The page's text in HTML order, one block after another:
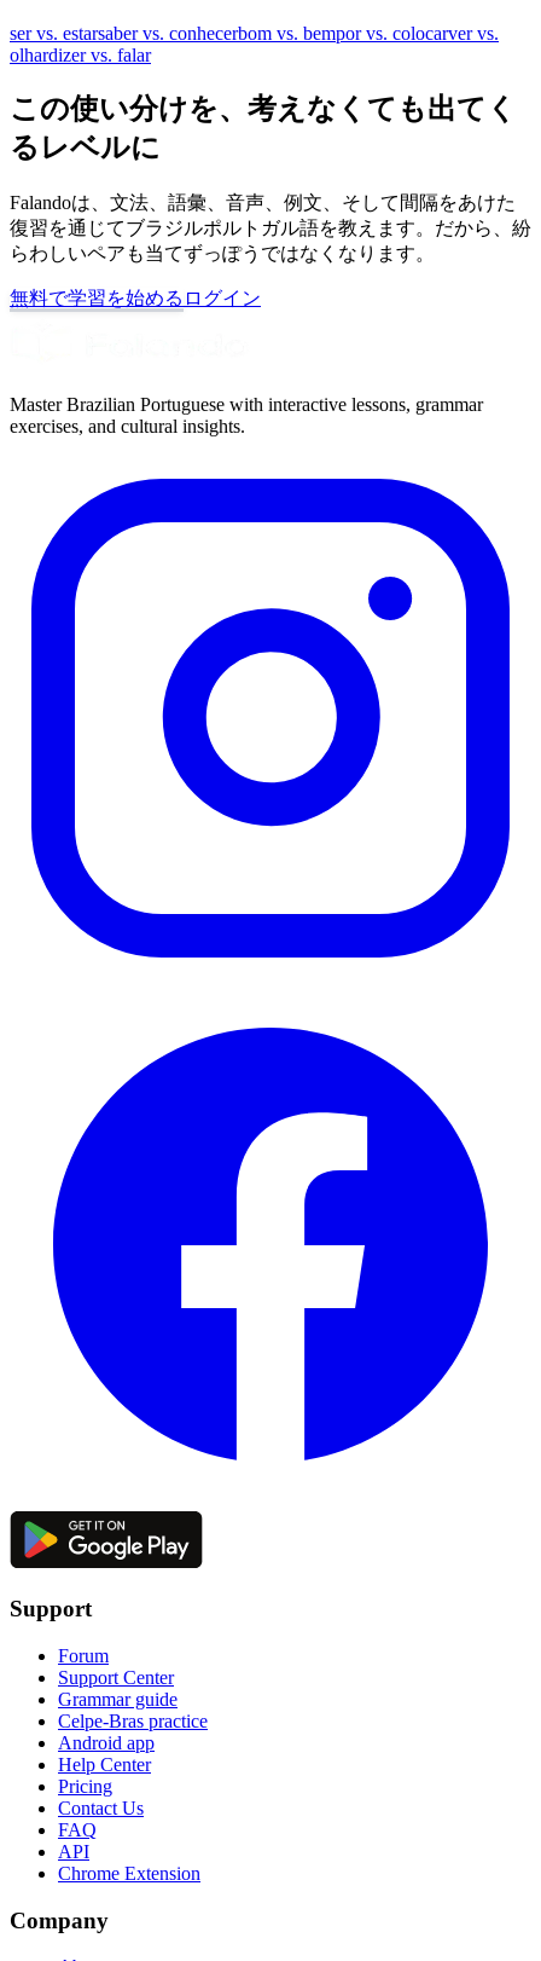
ser vs. estarsaber vs. conhecerbom vs. bempor vs. colocarver vs.
olhardizer vs. falar
この使い分けを、考えなくても出てく
るレベルに
Falandoは、文法、語彙、音声、例文、そして間隔をあけた
復習を通じてブラジルポルトガル語を教えます。だから、紛
らわしいペアも当てずっぽうではなくなります。
無料で学習を始める ログイン
Master Brazilian Portuguese with interactive lessons, grammar
exercises, and cultural insights.
Support
Forum
Support Center
Grammar guide
Celpe-Bras practice
Android app
Help Center
Pricing
Contact Us
FAQ
API
Chrome Extension
Company